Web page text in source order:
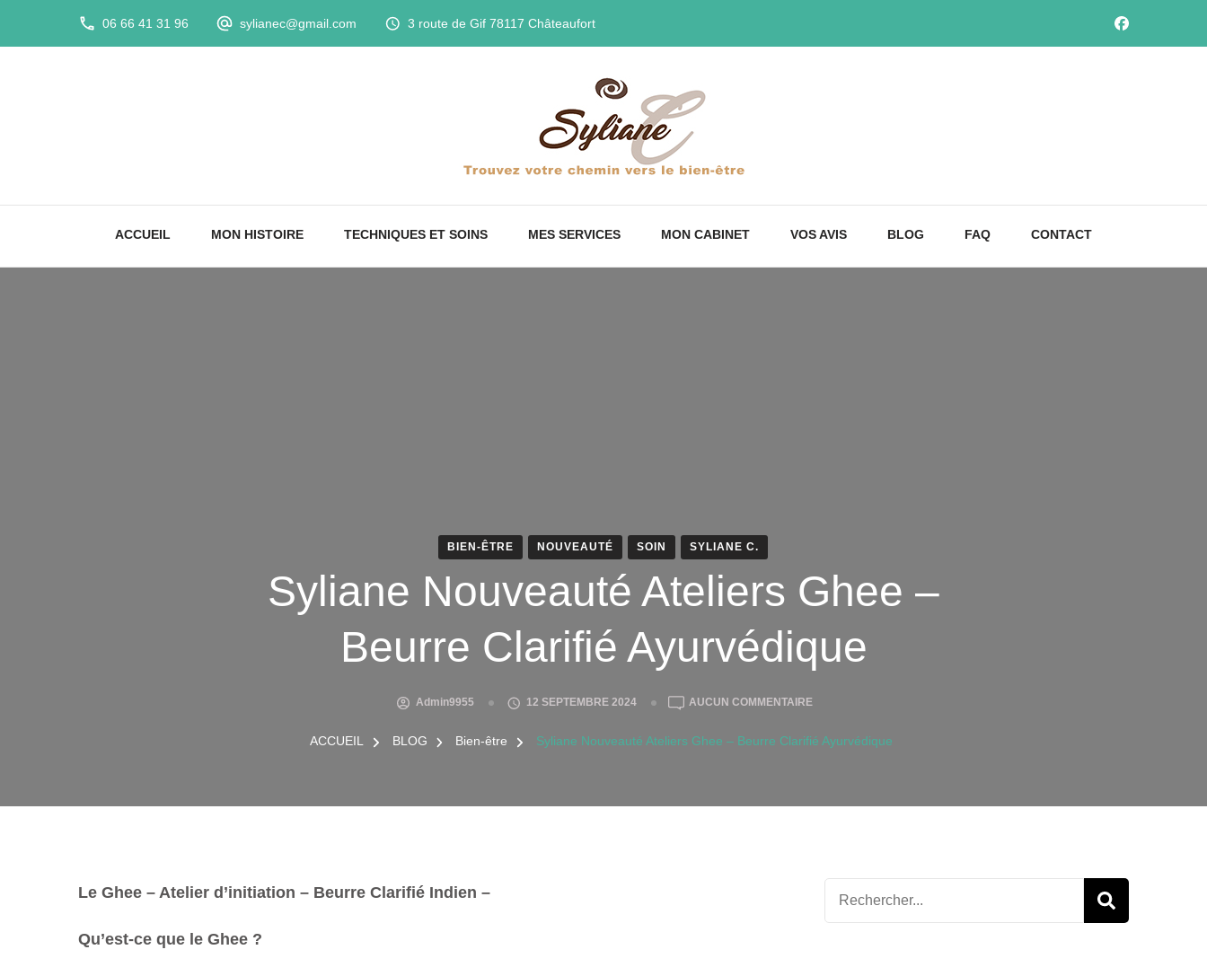
06 66 41 31 96 sylianec@gmail.com 3 route de Gif 78117 Châteaufort
ACCUEIL MON HISTOIRE TECHNIQUES ET SOINS MES SERVICES MON CABINET VOS AVIS BLOG FAQ CONTACT
BIEN-ÊTRE NOUVEAUTÉ SOIN SYLIANE C.
Syliane Nouveauté Ateliers Ghee –
Beurre Clarifié Ayurvédique
Admin9955 12 SEPTEMBRE 2024 AUCUN COMMENTAIRESYLIANE
ATELIERS
ACCUEIL BLOG Bien-être Syliane Nouveauté Ateliers Ghee – Beurre Clarifié Ayurvédique
Le Ghee – Atelier d’initiation – Beurre Clarifié Indien –
Qu’est-ce que le Ghee ?
Recherche
pour